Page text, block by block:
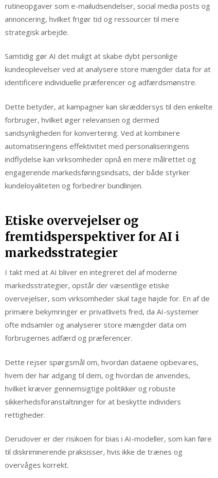
rutineopgaver som e-mailudsendelser, social media posts og
annoncering, hvilket frigør tid og ressourcer til mere
strategisk arbejde.
Samtidig gør AI det muligt at skabe dybt personlige
kundeoplevelser ved at analysere store mængder data for at
identificere individuelle præferencer og adfærdsmønstre.
Dette betyder, at kampagner kan skræddersys til den enkelte
forbruger, hvilket øger relevansen og dermed
sandsynligheden for konvertering. Ved at kombinere
automatiseringens effektivitet med personaliseringens
indflydelse kan virksomheder opnå en mere målrettet og
engagerende markedsføringsindsats, der både styrker
kundeloyaliteten og forbedrer bundlinjen.
Etiske overvejelser og
fremtidsperspektiver for AI i
markedsstrategier
I takt med at AI bliver en integreret del af moderne
markedsstrategier, opstår der væsentlige etiske
overvejelser, som virksomheder skal tage højde for. En af de
primære bekymringer er privatlivets fred, da AI-systemer
ofte indsamler og analyserer store mængder data om
forbrugernes adfærd og præferencer.
Dette rejser spørgsmål om, hvordan dataene opbevares,
hvem der har adgang til dem, og hvordan de anvendes,
hvilket kræver gennemsigtige politikker og robuste
sikkerhedsforanstaltninger for at beskytte individers
rettigheder.
Derudover er der risikoen for bias i AI-modeller, som kan føre
til diskriminerende praksisser, hvis ikke de trænes og
overvåges korrekt.